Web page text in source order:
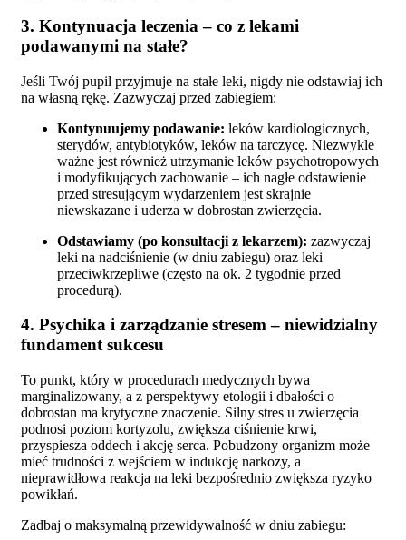
3. Kontynuacja leczenia – co z lekami
podawanymi na stałe?
Jeśli Twój pupil przyjmuje na stałe leki, nigdy nie odstawiaj ich
na własną rękę. Zazwyczaj przed zabiegiem:
Kontynuujemy podawanie: leków kardiologicznych,
sterydów, antybiotyków, leków na tarczycę. Niezwykle
ważne jest również utrzymanie leków psychotropowych
i modyfikujących zachowanie – ich nagłe odstawienie
przed stresującym wydarzeniem jest skrajnie
niewskazane i uderza w dobrostan zwierzęcia.
Odstawiamy (po konsultacji z lekarzem): zazwyczaj
leki na nadciśnienie (w dniu zabiegu) oraz leki
przeciwkrzepliwe (często na ok. 2 tygodnie przed
procedurą).
4. Psychika i zarządzanie stresem – niewidzialny
fundament sukcesu
To punkt, który w procedurach medycznych bywa
marginalizowany, a z perspektywy etologii i dbałości o
dobrostan ma krytyczne znaczenie. Silny stres u zwierzęcia
podnosi poziom kortyzolu, zwiększa ciśnienie krwi,
przyspiesza oddech i akcję serca. Pobudzony organizm może
mieć trudności z wejściem w indukcję narkozy, a
nieprawidłowa reakcja na leki bezpośrednio zwiększa ryzyko
powikłań.
Zadbaj o maksymalną przewidywalność w dniu zabiegu: